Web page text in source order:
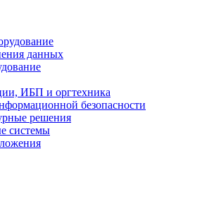
данных
ИБП и оргтехника
безопасности
решения
системы